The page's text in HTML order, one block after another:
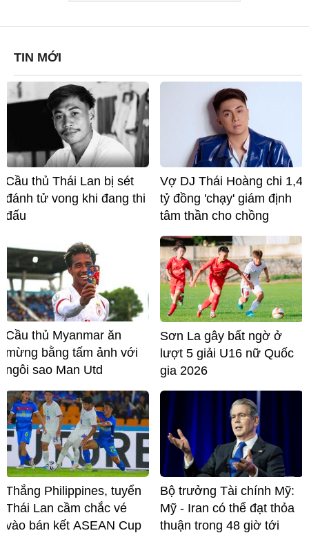
TIN MỚI
Cầu thủ Thái Lan bị sét
đánh tử vong khi đang thi
đấu
Vợ DJ Thái Hoàng chi 1,4
tỷ đồng 'chạy' giám định
tâm thần cho chồng
Cầu thủ Myanmar ăn
mừng bằng tấm ảnh với
ngôi sao Man Utd
Sơn La gây bất ngờ ở
lượt 5 giải U16 nữ Quốc
gia 2026
Thắng Philippines, tuyển
Thái Lan cầm chắc vé
vào bán kết ASEAN Cup
Bộ trưởng Tài chính Mỹ:
Mỹ - Iran có thể đạt thỏa
thuận trong 48 giờ tới